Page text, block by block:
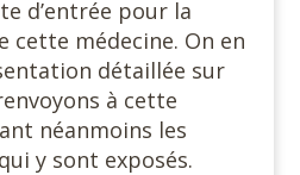
d’entrée pour la
cette médecine. On en
détaillée sur
à cette
néanmoins les
y sont exposés.